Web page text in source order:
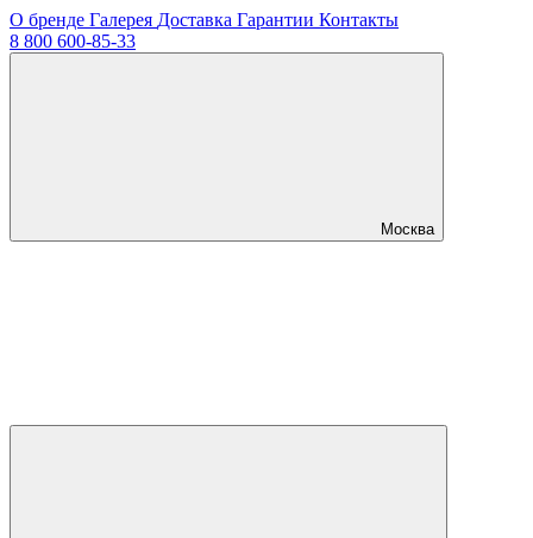
О бренде Галерея Доставка Гарантии Контакты
8 800 600-85-33
Москва